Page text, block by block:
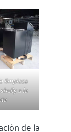
limpieza
a la
de la